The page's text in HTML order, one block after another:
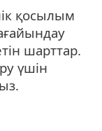
қосылым
шарттар.
үшін